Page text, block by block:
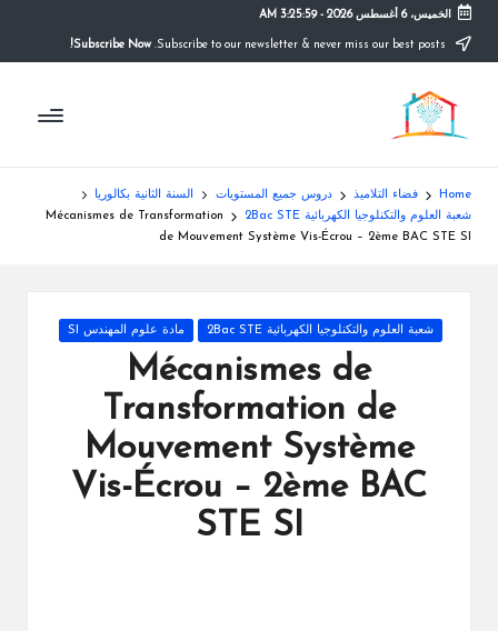
content
الخميس، 6 أغسطس 2026 -
3:25:59 AM
Subscribe Now!
م
و
ق
ع
التعليم
الصريح
Home فضاء التلاميذ دروس جميع المستويات
السنة الثانية بكالوريا
شعبة العلوم والتكنلوجيا الكهربائية 2Bac STE
Mécanismes de Transformation
de Mouvement Système Vis-Écrou – 2ème BAC STE SI
Posted
شعبة العلوم والتكنلوجيا الكهربائية 2Bac STE مادة علوم المهندس SI
Mécanismes de
Transformation de
Mouvement Système
Vis-Écrou – 2ème BAC
STE SI